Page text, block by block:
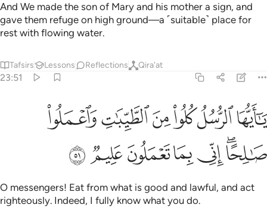
And We made the son of Mary and his mother a sign, and
gave them refuge on high ground—a ˹suitable˺ place for
rest with flowing water.
Tafsirs Lessons Reflections Qira'at
23:51
يا ايها الرسل كلوا من الطيبات واعملوا صالحا اني بما تعملون عليم ٥١
يَـٰٓأَيُّهَا ٱلرُّسُلُ كُلُوا۟ مِنَ ٱلطَّيِّبَـٰتِ وَٱعْمَلُوا۟ صَـٰلِحًا ۖ إِنِّى بِمَا تَعْمَلُونَ
ﲑﲒﲓﲔﲕﲖ
ﲗﲘﲙﲚﲛﲜﲝ
O messengers! Eat from what is good and lawful, and act
righteously. Indeed, I fully know what you do.